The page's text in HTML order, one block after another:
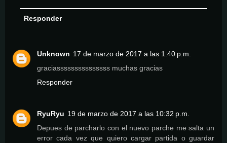
Responder
Unknown 17 de marzo de 2017 a las 1:40 p.m.
graciasssssssssssssss muchas gracias
Responder
RyuRyu 19 de marzo de 2017 a las 10:32 p.m.
Depues de parcharlo con el nuevo parche me salta un
error cada vez que quiero cargar partida o guardar